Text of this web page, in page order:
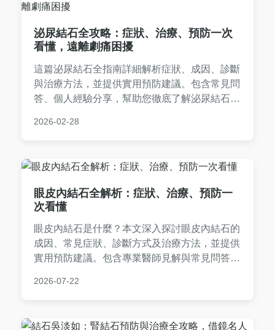
泌尿結石全攻略：症狀、治療、預防一次
看懂，遠離劇痛困擾
這篇泌尿結石全指南詳細解析症狀、成因、診斷
與治療方法，並提供實用預防建議。包含常見問
答、個人經驗分享，幫助您徹底了解泌尿結石，
2026-02-28
眼皮內結石全解析：症狀、治療、預防一
次看懂
眼皮內結石是什麼？本文深入探討眼皮內結石的
成因、常見症狀、診斷方式及治療方法，並提供
實用預防建議。包含專業醫師見解與常見問答，
醫決策，一次解決所有疑惑。
2026-07-22